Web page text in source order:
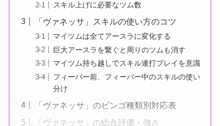
スキル上げに必要なツム数
「ヴァネッサ」スキルの使い方のコツ
マイツムは全てアースラに変化する
巨大アースラを繋ぐと周りのツムも消す
マイツム持ち越しでスキル連打プレイを意識
フィーバー前、フィーバー中のスキルの使い
分け
「ヴァネッサ」のビンゴ種類別対応表
「ヴァネッサ」の総合評価・強さ